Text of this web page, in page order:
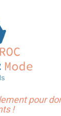
pour
!